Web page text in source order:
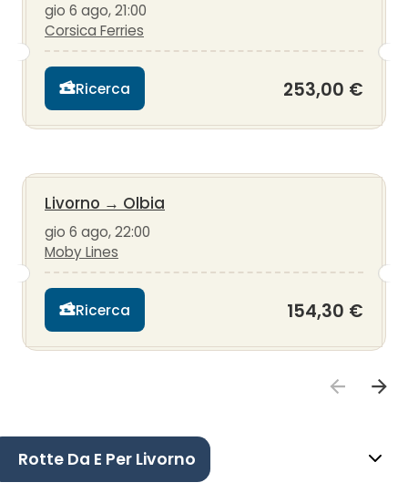
gio 6 ago, 21:00
Corsica Ferries
Ricerca 253,00 €
Livorno → Olbia
gio 6 ago, 22:00
Moby Lines
Ricerca 154,30 €
Rotte Da E Per Livorno